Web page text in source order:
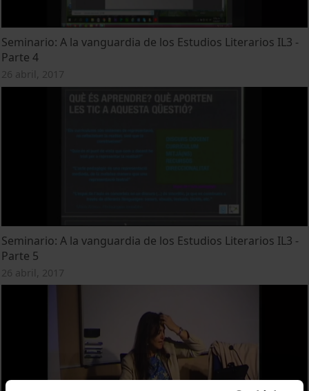
Seminario: A la vanguardia de los Estudios Literarios IL3 -
Parte 4
26 abril, 2017
Seminario: A la vanguardia de los Estudios Literarios IL3 -
Parte 5
26 abril, 2017